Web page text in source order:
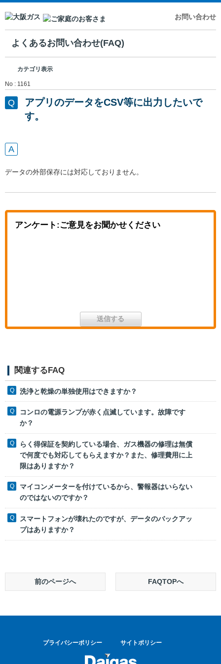
お問い合わせ
よくあるお問い合わせ(FAQ)
カテゴリ表示
No : 1161
アプリのデータをCSV等に出力したいで
す。
データの外部保存には対応しておりません。
アンケート:ご意見をお聞かせください
関連するFAQ
洗浄と乾燥の単独使用はできますか？
コンロの電源ランプが赤く点滅しています。故障です
か？
らく得保証を契約している場合、ガス機器の修理は無償
で何度でも対応してもらえますか？また、修理費用に上
限はありますか？
マイコンメーターを付けているから、警報器はいらない
のではないのですか？
スマートフォンが壊れたのですが、データのバックアッ
プはありますか？
前のページへ FAQTOPへ
プライバシーポリシー サイトポリシー